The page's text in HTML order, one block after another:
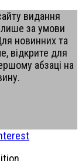
видання
лише за умови
новинних та
відкрите для
абзаці на